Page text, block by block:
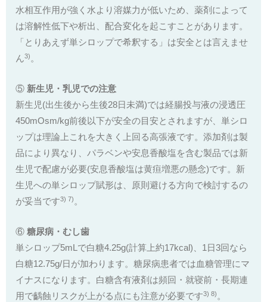
水相互作用が強く水より溶媒力が低いため、薬剤によって
は溶解性低下や析出、配合変化を起こすことがあります。
「とりあえず単シロップで希釈する」は安全とは言えませ
ん3) 。
⑤ 新生児・乳児での注意
新生児(出生後から生後28日未満)では経腸投与液の浸透圧
450mOsm/kg前後以下が安全の目安とされますが、単シロ
ップは理論上これを大きく上回る高張液です。添加剤は製
品により異なり、パラベンや安息香酸塩を含む製品では新
生児で配慮が必要(安息香酸塩は黄疸増悪の懸念)です。新
生児への単シロップ賦形は、原則避ける方向で検討するの
が妥当です3) 7) 。
⑥ 糖尿病・むし歯
単シロップ5mLで白糖4.25g(計算上約17kcal)、1日3回なら
白糖12.75g/日が加わります。糖尿病患者では血糖管理にマ
イナスになります。白糖含有液剤は頻回・就寝前・長期連
用で齲蝕リスクが上がる点にも注意が必要です3) 8) 。